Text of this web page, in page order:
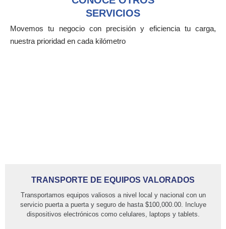
SERVICIOS
Movemos tu negocio con precisión y eficiencia tu carga,
nuestra prioridad en cada kilómetro
TRANSPORTE DE EQUIPOS VALORADOS
Transportamos equipos valiosos a nivel local y nacional con un
servicio puerta a puerta y seguro de hasta $100,000.00. Incluye
dispositivos electrónicos como celulares, laptops y tablets.